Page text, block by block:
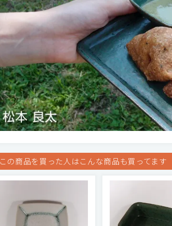
この商品を買った人はこんな商品も買ってます